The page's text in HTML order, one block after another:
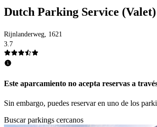
Dutch Parking Service
Rijnlanderweg, 1621
3.7
Este aparcamiento no acepta reservas a
Sin embargo, puedes reservar en uno de los
Buscar parkings cercanos